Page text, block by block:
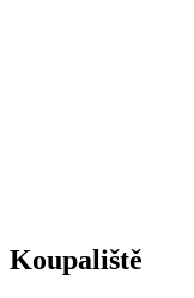
Koupaliště